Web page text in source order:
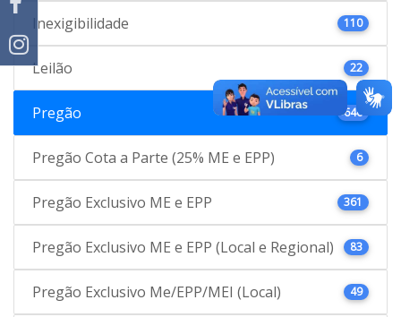
Inexigibilidade 110
Leilão 22
Pregão 646
Pregão Cota a Parte (25% ME e EPP) 6
Pregão Exclusivo ME e EPP 361
Pregão Exclusivo ME e EPP (Local e Regional) 83
Pregão Exclusivo Me/EPP/MEI (Local) 49